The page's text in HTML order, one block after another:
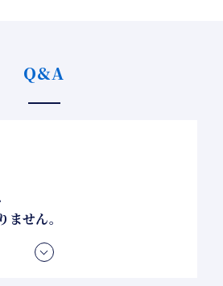
Q&A
ません。
な方にこそお越しいただきたい